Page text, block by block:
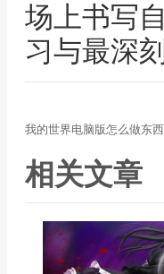
场上书写
习与最深
我的世界电脑版怎么做东
相关文章